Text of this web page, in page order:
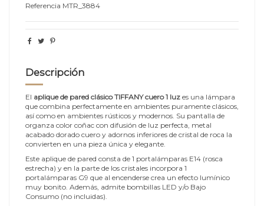
Referencia MTR_3884
Descripción
El aplique de pared clásico TIFFANY cuero 1 luz es una lámpara
que combina perfectamente en ambientes puramente clásicos,
así como en ambientes rústicos y modernos. Su pantalla de
organza color coñac con difusión de luz perfecta, metal
acabado dorado cuero y adornos inferiores de cristal de roca la
convierten en una pieza única y elegante.
Este aplique de pared consta de 1 portalámparas E14 (rosca
estrecha) y en la parte de los cristales incorpora 1
portalámparas G9 que al encenderse crea un efecto lumínico
muy bonito. Además, admite bombillas LED y/o Bajo
Consumo (no incluidas).